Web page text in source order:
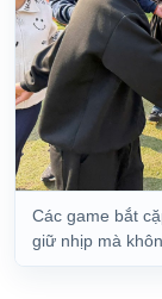
Các game bắt
giữ nhịp mà